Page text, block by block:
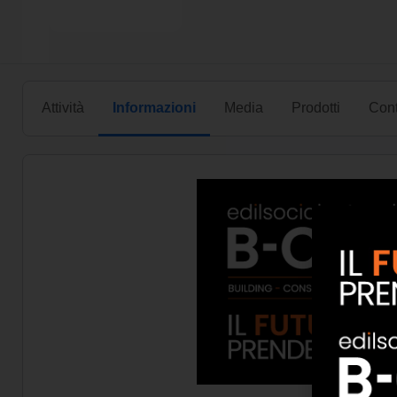
Attività Informazioni Media Prodotti